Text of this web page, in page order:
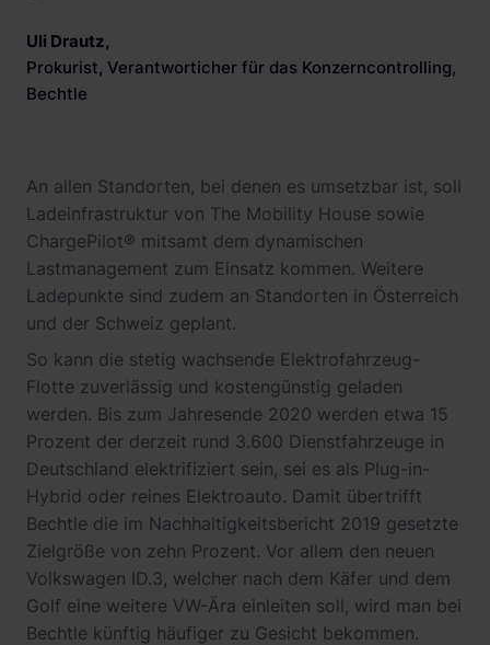
Uli Drautz,
Prokurist, Verantworticher für das Konzerncontrolling,
Bechtle
An allen Standorten, bei denen es umsetzbar ist, soll
Ladeinfrastruktur von The Mobility House sowie
ChargePilot® mitsamt dem dynamischen
Lastmanagement zum Einsatz kommen. Weitere
Ladepunkte sind zudem an Standorten in Österreich
und der Schweiz geplant.
So kann die stetig wachsende Elektrofahrzeug-
Flotte zuverlässig und kostengünstig geladen
werden. Bis zum Jahresende 2020 werden etwa 15
Prozent der derzeit rund 3.600 Dienstfahrzeuge in
Deutschland elektrifiziert sein, sei es als Plug-in-
Hybrid oder reines Elektroauto. Damit übertrifft
Bechtle die im Nachhaltigkeitsbericht 2019 gesetzte
Zielgröße von zehn Prozent. Vor allem den neuen
Volkswagen ID.3, welcher nach dem Käfer und dem
Golf eine weitere VW-Ära einleiten soll, wird man bei
Bechtle künftig häufiger zu Gesicht bekommen.